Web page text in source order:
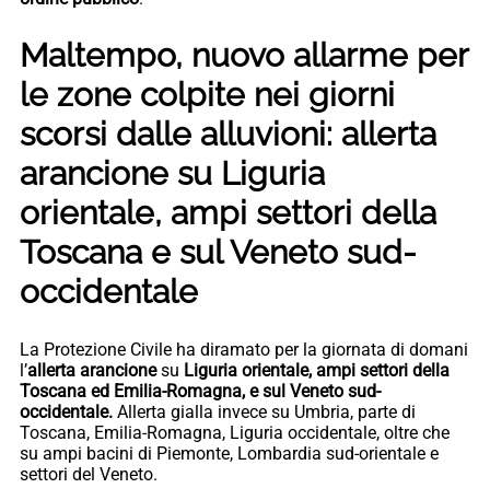
Maltempo, nuovo allarme per
le zone colpite nei giorni
scorsi dalle alluvioni: allerta
arancione su Liguria
orientale, ampi settori della
Toscana e sul Veneto sud-
occidentale
La Protezione Civile ha diramato per la giornata di domani
l’allerta arancionesu Liguria orientale, ampi settori della
Toscana ed Emilia-Romagna, e sul Veneto sud-
occidentale. Allerta gialla invece su Umbria, parte di
Toscana, Emilia-Romagna, Liguria occidentale, oltre che
su ampi bacini di Piemonte, Lombardia sud-orientale e
settori del Veneto.